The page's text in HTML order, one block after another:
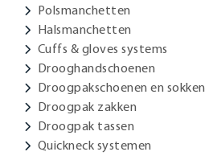
Polsmanchetten
Halsmanchetten
Cuffs & gloves systems
Drooghandschoenen
Droogpakschoenen en sokken
Droogpak zakken
Droogpak tassen
Quickneck systemen